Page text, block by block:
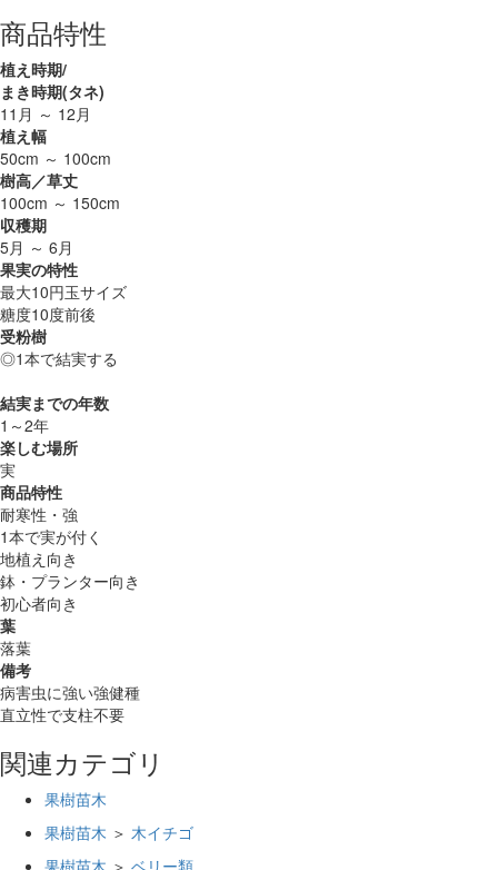
商品特性
植え時期/
まき時期(タネ)
11月 ～ 12月
植え幅
50cm ～ 100cm
樹高／草丈
100cm ～ 150cm
収穫期
5月 ～ 6月
果実の特性
最大10円玉サイズ
糖度10度前後
受粉樹
◎1本で結実する
結実までの年数
1～2年
楽しむ場所
実
商品特性
耐寒性・強
1本で実が付く
地植え向き
鉢・プランター向き
初心者向き
葉
落葉
備考
病害虫に強い強健種
直立性で支柱不要
関連カテゴリ
果樹苗木
果樹苗木 ＞ 木イチゴ